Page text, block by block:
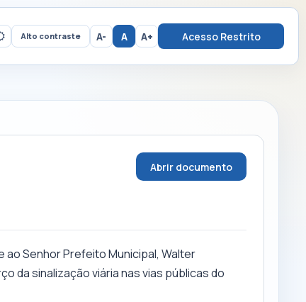
Alto contraste A- A A+ Acesso Restrito
Abrir documento
ao Senhor Prefeito Municipal, Walter
da sinalização viária nas vias públicas do